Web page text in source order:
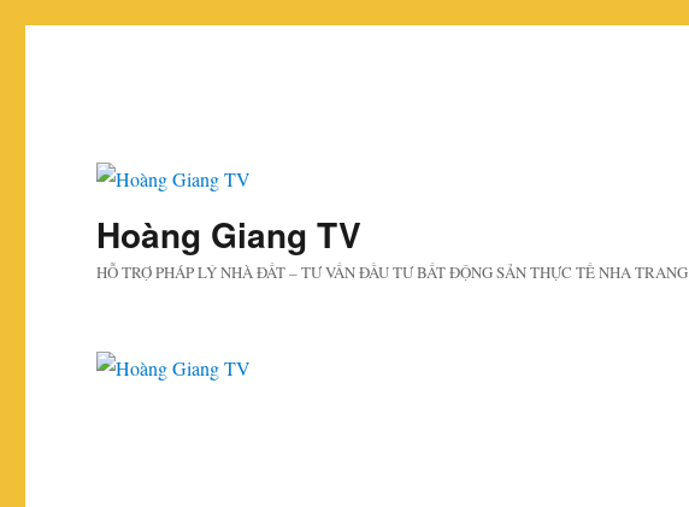
Hoàng Giang TV
HỖ TRỢ PHÁP LÝ NHÀ ĐẤT – TƯ VẤN ĐẦU TƯ BẤT ĐỘNG SẢN THỰC TẾ NHA TRANG